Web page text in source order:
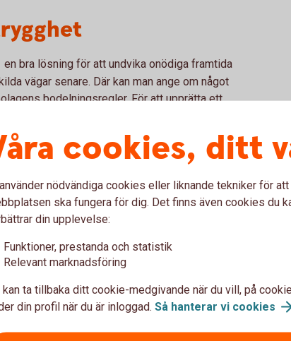
en bra lösning för att undvika onödiga framtida
vägar senare. Där kan man ange om något
bodelningsregler. För att upprätta ett
jurist.
kan bli om man skulle separera, när man
kan spela en avgörande roll om
Falkenhäll.
har ett samboavtal?
som säger att bohag, till exempel
delas lika vid en separation, oavsett vem
att om den ena parten har flyttat in hos den
sett inte rätt till del i bostaden vid en
er köpt en lägenhet med avsikten att båda
cookies, ditt
nödvändiga cookies eller liknande tekniker för att
ska fungera för dig. Det finns även cookies du
din upplevelse:
Funktioner, prestanda och statistik
Relevant marknadsföring
kan ta tillbaka ditt cookie-medgivande när du vill, på
din profil när du är inloggad. Så hanterar vi cookies